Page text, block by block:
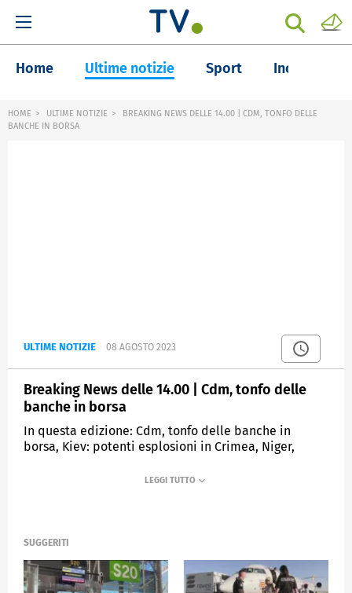
Home Ultime notizie Sport Inchieste
HOME ULTIME NOTIZIE
BREAKING NEWS DELLE 14.00 | CDM, TONFO DELLE
BANCHE IN BORSA
ULTIME NOTIZIE 08 AGOSTO 2023
Breaking News delle 14.00 | Cdm, tonfo delle
banche in borsa
In questa edizione: Cdm, tonfo delle banche in
borsa, Kiev: potenti esplosioni in Crimea, Niger,
Marcinelle, Tajani in Belgio, Milano, caccia ai vandali
MEDIASET
SUGGERITI